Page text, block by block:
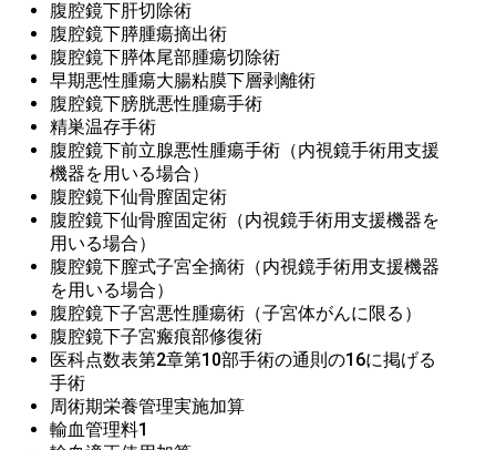
腹腔鏡下肝切除術
腹腔鏡下膵腫瘍摘出術
腹腔鏡下膵体尾部腫瘍切除術
早期悪性腫瘍大腸粘膜下層剥離術
腹腔鏡下膀胱悪性腫瘍手術
精巣温存手術
腹腔鏡下前立腺悪性腫瘍手術（内視鏡手術用支援
機器を用いる場合）
腹腔鏡下仙骨膣固定術
腹腔鏡下仙骨膣固定術（内視鏡手術用支援機器を
用いる場合）
腹腔鏡下膣式子宮全摘術（内視鏡手術用支援機器
を用いる場合）
腹腔鏡下子宮悪性腫瘍術（子宮体がんに限る）
腹腔鏡下子宮瘢痕部修復術
医科点数表第2章第10部手術の通則の16に掲げる
手術
周術期栄養管理実施加算
輸血管理料1